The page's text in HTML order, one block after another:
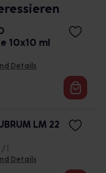
10x10 ml
Details
LM 22
l
Details